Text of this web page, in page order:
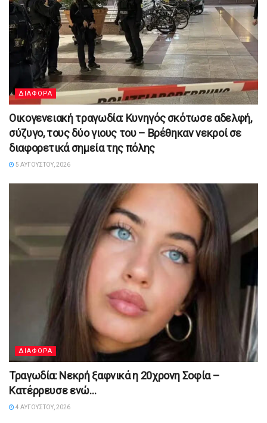
ΔΙΑΦΟΡΑ
Οικογενειακή τραγωδία: Κυνηγός σκότωσε αδελφή,
σύζυγο, τους δύο γιους του – Βρέθηκαν νεκροί σε
διαφορετικά σημεία της πόλης
5 ΑΥΓΟΎΣΤΟΥ, 2026
ΔΙΑΦΟΡΑ
Τραγωδία: Νεκρή ξαφνικά η 20χρονη Σοφία –
Κατέρρευσε ενώ…
4 ΑΥΓΟΎΣΤΟΥ, 2026